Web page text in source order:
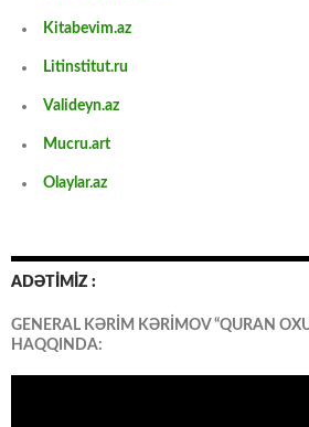
Kitabevim.az
Litinstitut.ru
Valideyn.az
Mucru.art
Olaylar.az
ADƏTİMİZ :
GENERAL KƏRİM KƏRİMOV “QURAN
HAQQINDA: